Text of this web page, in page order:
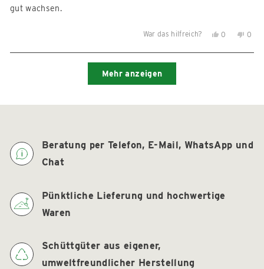
bewertet
gut wachsen.
War das hilfreich?
Ja,
0
Nein,
0
Wird geladen...
Mehr anzeigen
Beratung per Telefon, E-Mail, WhatsApp und
Chat
Pünktliche Lieferung und hochwertige
Waren
Schüttgüter aus eigener,
umweltfreundlicher Herstellung